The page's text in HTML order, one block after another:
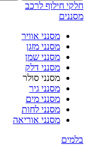
חלקי חילוף לרכב
מסננים
מסנני אוויר
מסנני מזגן
מסנני שמן
מסנני דלק
מסנני סולר
מסנני גיר
מסנני מים
מסנני לחות
מסנני אוריאה
בלמים